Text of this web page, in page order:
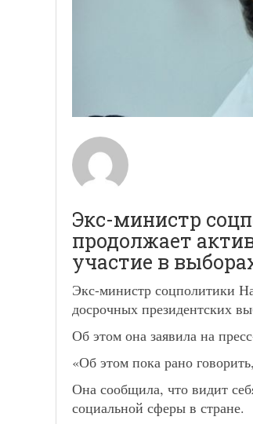
Экс-министр
продолжает
участие в
Экс-министр соцполитики
досрочных президентских
Об этом она заявила на
«Об этом пока рано
Она сообщила, что видит
социальной сферы в стране.